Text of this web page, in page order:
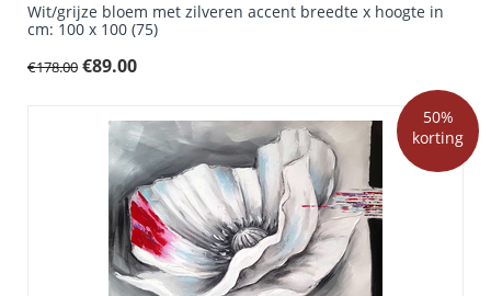
Wit/grijze bloem met zilveren accent breedte x hoogte in
cm: 100 x 100 (75)
€178.00 €89.00
50%
korting